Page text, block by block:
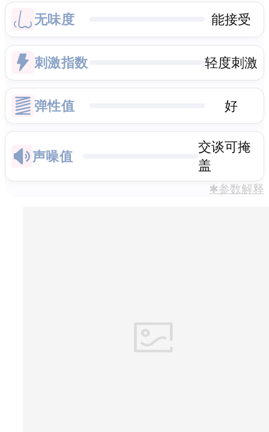
无味度 能接受
刺激指数 轻度刺激
弹性值 好
声噪值
交谈可掩
盖
✱参数解释